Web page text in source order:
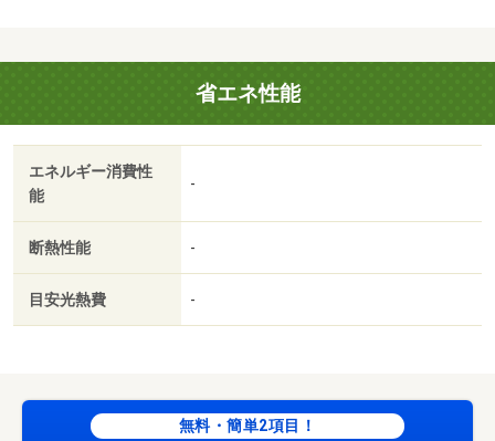
「来店不要のオンライン内見サービス始めました」当社は
「総合仲介」と言う形で営業しておりますので他社様の掲
載物件も全てご紹介可能。ネットをご覧になられて気にな
る物件は全てまとめてお調べさせて頂きます！・バイク置
場：なし・駐輪場：有
省エネ性能
エネルギー消費性
能
-
断熱性能 -
目安光熱費 -
無料・簡単2項目！